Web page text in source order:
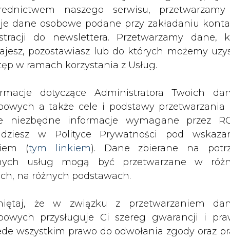
dane osobowe podane przy zakładaniu
do newslettera. Przetwarzamy dane,
pozostawiasz lub do których możemy
w ramach korzystania z Usług.
a także cele i podstawy przetwarzania
niezbędne informacje wymagane przez
w Polityce Prywatności pod
(tym linkiem). Dane zbierane na
usług mogą być przetwarzane w
na różnych podstawach.
przysługuje Ci szereg gwarancji i
wszystkim prawo do odwołania zgody oraz
wobec przetwarzania Twoich danych.
Wrocławskich Kogeneracja
mln zł mniej niż w analogicznym
Parkiet.
produkcji energii elektrycznej,
mln zł.
maleje zapotrzebowanie na ciepło
układzie skojarzonym.
planowy" – podała spółka w raporcie.
322,1 mln zł przychodów. Tegoroczne
niż w 2005 r. (395,78 mln zł sprzedaży i